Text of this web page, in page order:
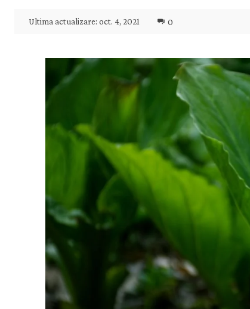
Ultima actualizare: oct. 4, 2021 0